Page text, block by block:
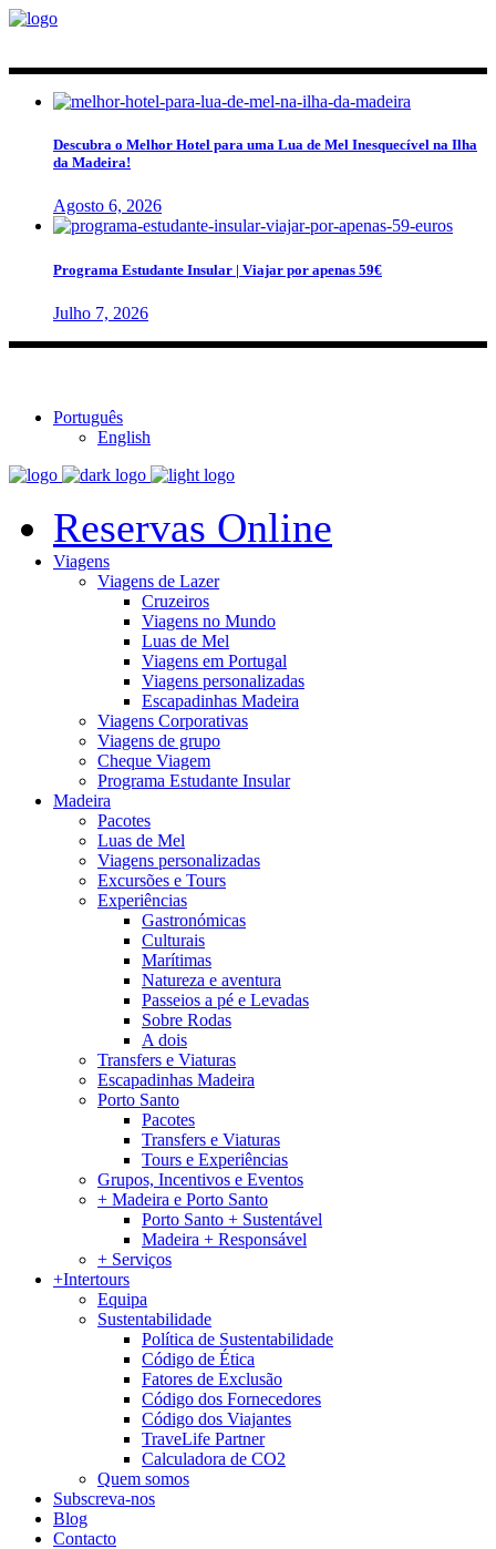
Descubra o Melhor Hotel para uma Lua de Mel Inesquecível na Ilha
da Madeira!
Agosto 6, 2026
Programa Estudante Insular | Viajar por apenas 59€
Julho 7, 2026
Português
English
Reservas Online
Viagens
Viagens de Lazer
Cruzeiros
Viagens no Mundo
Luas de Mel
Viagens em Portugal
Viagens personalizadas
Escapadinhas Madeira
Viagens Corporativas
Viagens de grupo
Cheque Viagem
Programa Estudante Insular
Madeira
Pacotes
Luas de Mel
Viagens personalizadas
Excursões e Tours
Experiências
Gastronómicas
Culturais
Marítimas
Natureza e aventura
Passeios a pé e Levadas
Sobre Rodas
A dois
Transfers e Viaturas
Escapadinhas Madeira
Porto Santo
Pacotes
Transfers e Viaturas
Tours e Experiências
Grupos, Incentivos e Eventos
+ Madeira e Porto Santo
Porto Santo + Sustentável
Madeira + Responsável
+ Serviços
+Intertours
Equipa
Sustentabilidade
Política de Sustentabilidade
Código de Ética
Fatores de Exclusão
Código dos Fornecedores
Código dos Viajantes
TraveLife Partner
Calculadora de CO2
Quem somos
Subscreva-nos
Blog
Contacto